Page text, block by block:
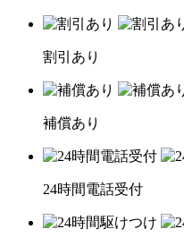
割引あり
補償あり
24時間電話受付